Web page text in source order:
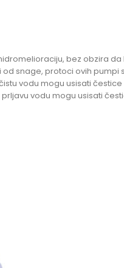
bez obzira da
snage, protoci ovih pumpi
vodu mogu usisati čestice
vodu mogu usisati